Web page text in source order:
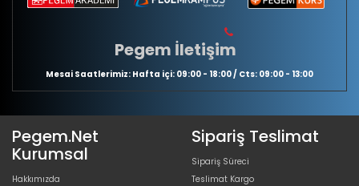
Pegem İletişim
Mesai Saatlerimiz: Hafta içi: 09:00 - 18:00 / Cts: 09:00 - 13:00
Pegem.Net
Kurumsal
Hakkımızda
Sipariş Teslimat
Sipariş Süreci
Teslimat Kargo